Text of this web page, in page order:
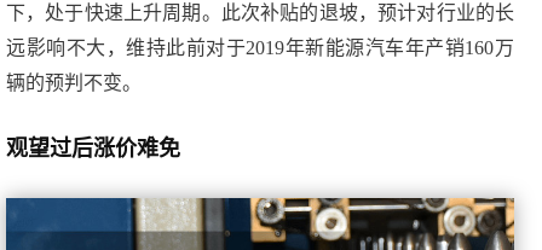
下，处于快速上升周期。此次补贴的退坡，预计对行业的长
远影响不大，维持此前对于2019年新能源汽车年产销160万
辆的预判不变。
观望过后涨价难免